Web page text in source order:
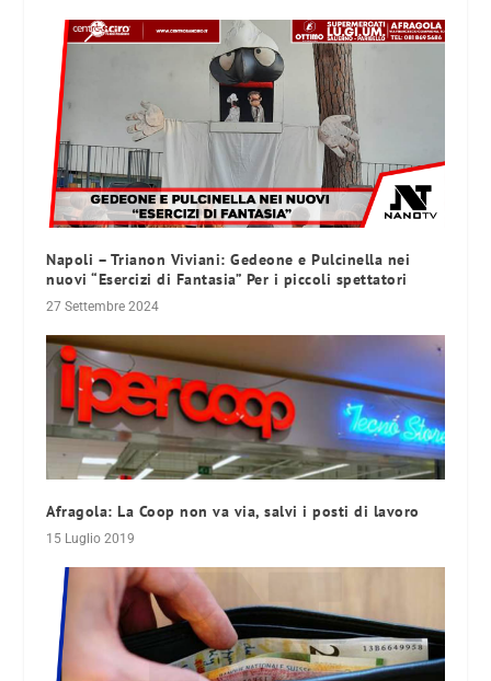
Napoli – Trianon Viviani: Gedeone e Pulcinella nei
nuovi “Esercizi di Fantasia” Per i piccoli spettatori
27 Settembre 2024
Afragola: La Coop non va via, salvi i posti di lavoro
15 Luglio 2019